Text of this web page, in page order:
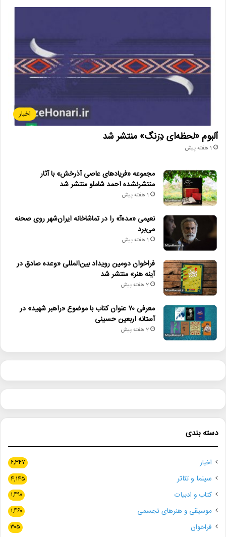
اخبار
آلبوم «لحظه‌ای دِرَنگ» منتشر شد
1 هفته پیش
مجموعه «فریادهای عاصی آذرخش» با آثار
منتشرنشده احمد شاملو منتشر شد
1 هفته پیش
نعیمی «مده‌آ» را در تماشاخانه ایران‌شهر روی صحنه
می‌برد
1 هفته پیش
فراخوان دومین رویداد بین‌المللی «وعده صادق در
آینه هنر» منتشر شد
2 هفته پیش
معرفی ۷۰ عنوان کتاب با موضوع «راهبر شهید» در
آستانه اربعین حسینی
2 هفته پیش
دسته بندی
اخبار ۶,۳۴۷
سینما و تئاتر ۴,۱۴۵
کتاب و ادبیات ۱,۴۹۰
موسیقی و هنرهای تجسمی ۱,۴۶۰
فراخوان ۳۰۵